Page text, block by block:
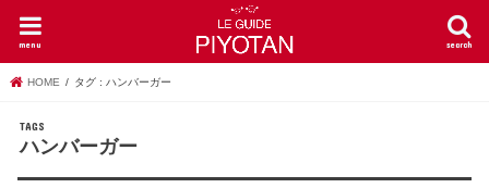
search
menu
HOME タグ : ハンバーガー
ハンバーガー